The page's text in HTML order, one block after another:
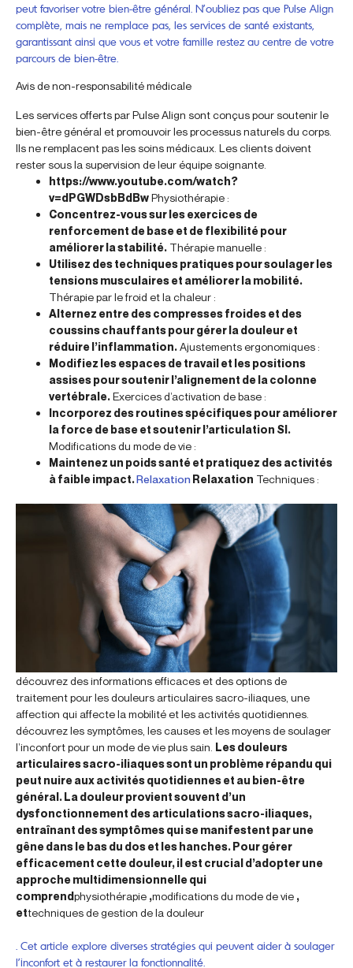
peut favoriser votre bien-être général. N’oubliez pas que Pulse Align
complète, mais ne remplace pas, les services de santé existants,
garantissant ainsi que vous et votre famille restez au centre de votre
parcours de bien-être.
Avis de non-responsabilité médicale
Les services offerts par Pulse Align sont conçus pour soutenir le
bien-être général et promouvoir les processus naturels du corps.
Ils ne remplacent pas les soins médicaux. Les clients doivent
rester sous la supervision de leur équipe soignante.
https://www.youtube.com/watch?
v=dPGWDsbBdBwPhysiothérapie :
Concentrez-vous sur les exercices de
renforcement de base et de flexibilité pour
améliorer la stabilité. Thérapie manuelle :
Utilisez des techniques pratiques pour soulager les
tensions musculaires et améliorer la mobilité.
Thérapie par le froid et la chaleur :
Alternez entre des compresses froides et des
coussins chauffants pour gérer la douleur et
réduire l’inflammation.Ajustements ergonomiques :
Modifiez les espaces de travail et les positions
assises pour soutenir l’alignement de la colonne
vertébrale.Exercices d’activation de base :
Incorporez des routines spécifiques pour améliorer
la force de base et soutenir l’articulation SI.
Modifications du mode de vie :
Maintenez un poids santé et pratiquez des activités
à faible impact.Relaxation Relaxation Techniques :
découvrez des informations efficaces et des options de
traitement pour les douleurs articulaires sacro-iliaques, une
affection qui affecte la mobilité et les activités quotidiennes.
découvrez les symptômes, les causes et les moyens de soulager
l’inconfort pour un mode de vie plus sain. Les douleurs
articulaires sacro-iliaques sont un problème répandu qui
peut nuire aux activités quotidiennes et au bien-être
général. La douleur provient souvent d’un
dysfonctionnement des articulations sacro-iliaques,
entraînant des symptômes qui se manifestent par une
gêne dans le bas du dos et les hanches. Pour gérer
efficacement cette douleur, il est crucial d’adopter une
approche multidimensionnelle qui
comprendphysiothérapie ,modifications du mode de vie ,
ettechniques de gestion de la douleur
. Cet article explore diverses stratégies qui peuvent aider à soulager
l’inconfort et à restaurer la fonctionnalité.